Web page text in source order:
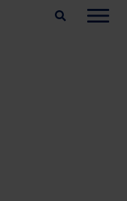
Suchfeld öffnen